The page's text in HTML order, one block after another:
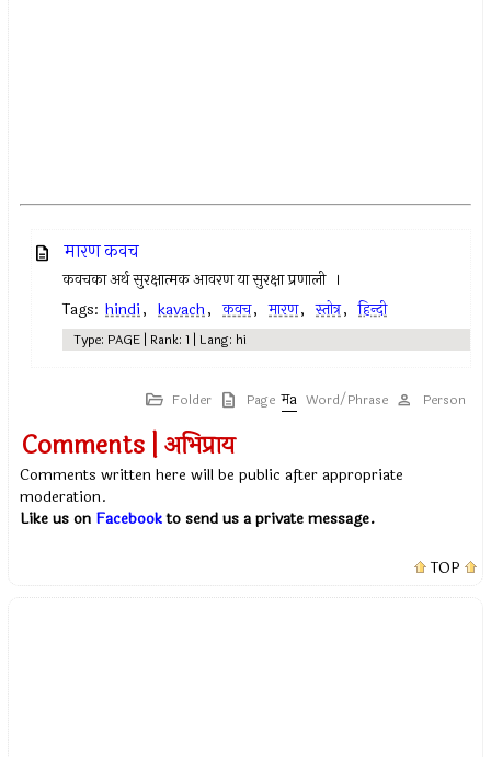
मारण कवच
कवचका अर्थ सुरक्षात्मक आवरण या सुरक्षा प्रणाली ।
Tags: hindi, kavach, कवच, मारण, स्तोत्र, हिन्दी
Type: PAGE | Rank: 1 | Lang: hi
Folder Page Word/Phrase Person
Comments | अभिप्राय
Comments written here will be public after appropriate
moderation.
Like us on Facebookto send us a private message.
TOP